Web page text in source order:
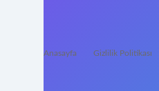
Anasayfa Gizlilik Politikası